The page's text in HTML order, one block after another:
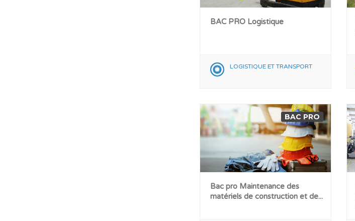
BAC PRO Logistique
LOGISTIQUE ET TRANSPORT
BAC PRO
Bac pro Maintenance des
matériels de construction et de...